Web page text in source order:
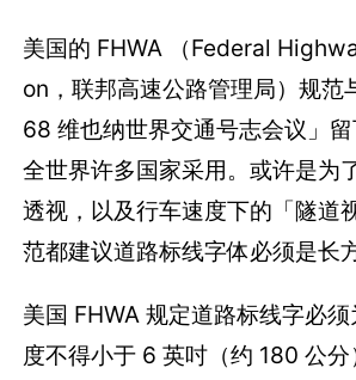
美国的 FHWA （Federal
on，联邦高速公路管理局）规范
68 维也纳世界交通号志会议」
全世界许多国家采用。或许是为
透视，以及行车速度下的「隧道
范都建议道路标线字体必须是长
美国 FHWA 规定道路标线字必
度不得小于 6 英吋（约 180 公